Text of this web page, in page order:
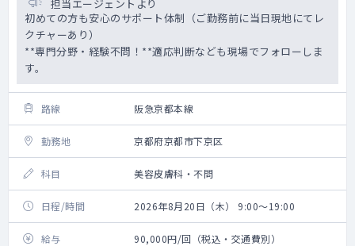
担当エージェントより
初めての方も安心のサポート体制（ご勤務前に当日現地にてレ
クチャーあり）
**専門分野・経験不問！**適応判断なども現場でフォローしま
す。
路線 阪急京都本線
勤務地 京都府京都市下京区
科目 美容皮膚科・不問
日程/時間 2026年8月20日（木） 9:00～19:00
給与 90,000円/回（税込・交通費別）